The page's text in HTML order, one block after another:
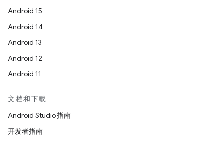
Android 15
Android 14
Android 13
Android 12
Android 11
文档和下载
Android Studio 指南
开发者指南